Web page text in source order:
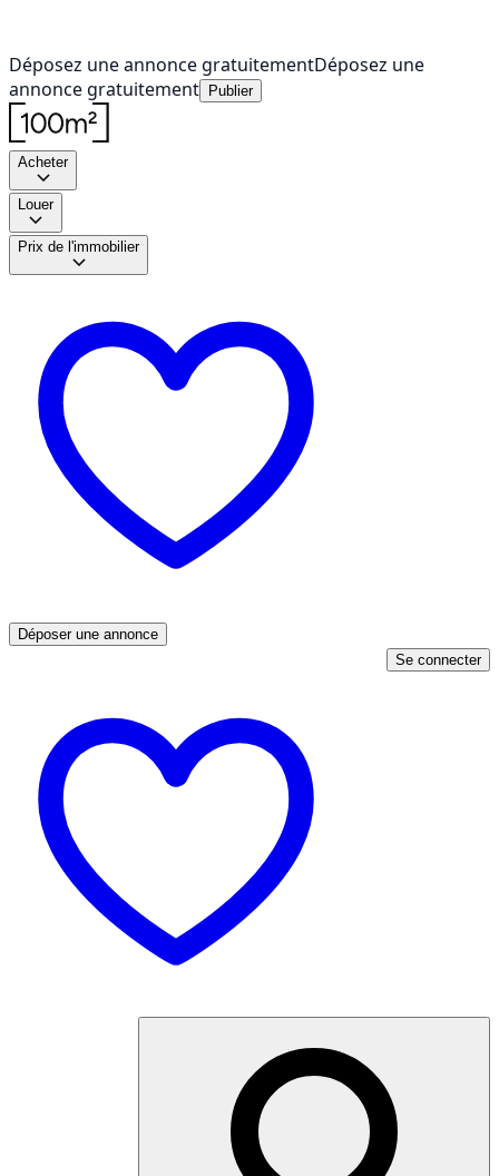
Déposez une annonce gratuitementDéposez une
annonce gratuitement
Publier
Acheter
Louer
Prix de l'immobilier
Déposer une annonce
Se connecter